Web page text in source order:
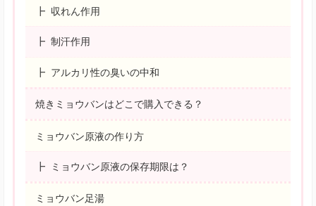
収れん作用
制汗作用
アルカリ性の臭いの中和
焼きミョウバンはどこで購入できる？
ミョウバン原液の作り方
ミョウバン原液の保存期限は？
ミョウバン足湯